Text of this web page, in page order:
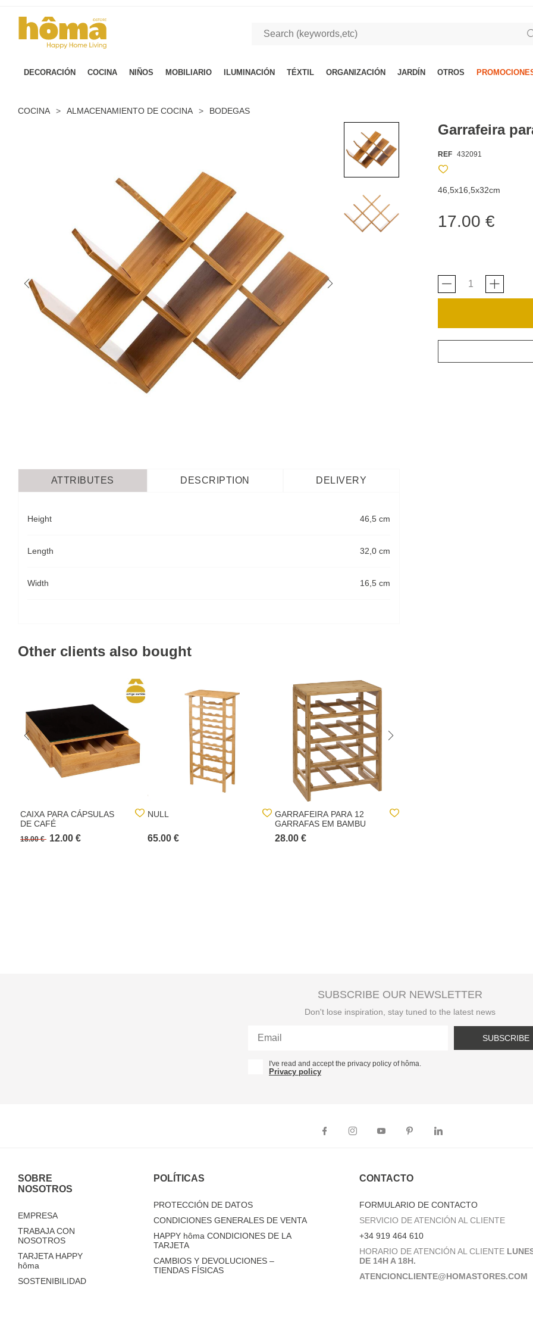
DECORACIÓN COCINA NIÑOS MOBILIARIO ILUMINACIÓN TÉXTIL ORGANIZACIÓN JARDÍN OTROS
COCINA > ALMACENAMIENTO DE COCINA > BODEGAS
Garrafeira
REF 432091
46,5x16,5x32cm
17.00 €
ATTRIBUTES DESCRIPTION DELIVERY
Height 46,5 cm
Length 32,0 cm
Width 16,5 cm
Other clients also bought
CAIXA PARA CÁPSULAS
DE CAFÉ
18.00 € 12.00 €
NULL
65.00 €
GARRAFEIRA PARA 12
GARRAFAS EM BAMBU
28.00 €
SUBSCRIBE OUR NEWSLETTER
Don't lose inspiration, stay tuned to the latest news
SUBSCRIBE
I've read and accept the privacy policy of hôma.
Privacy policy
SOBRE
NOSOTROS
EMPRESA
TRABAJA CON
NOSOTROS
TARJETA HAPPY
hôma
SOSTENIBILIDAD
POLÍTICAS
PROTECCIÓN DE DATOS
CONDICIONES GENERALES DE VENTA
HAPPY hôma CONDICIONES DE LA
TARJETA
CAMBIOS Y DEVOLUCIONES –
TIENDAS FÍSICAS
CONTACTO
FORMULARIO DE CONTACTO
SERVICIO DE ATENCIÓN AL CLIENTE
+34 919 464 610
HORARIO DE ATENCIÓN AL CLIENTE
DE 14H A 18H.
ATENCIONCLIENTE@HOMASTORES.COM